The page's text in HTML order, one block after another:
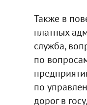
Также в
платных
служба,
по
по
дорог в